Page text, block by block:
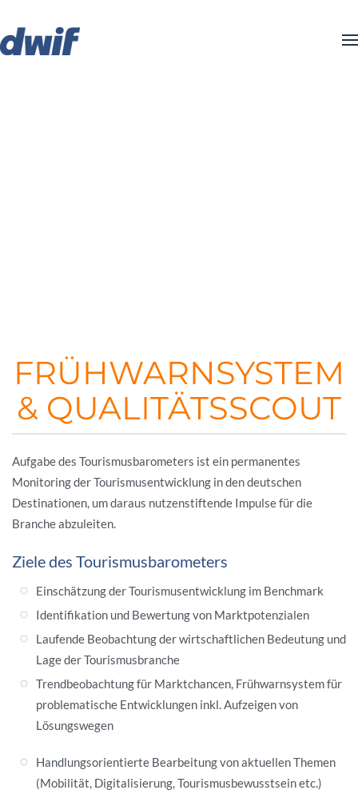
Zum Hauptinhalt springen
FRÜHWARNSYSTEM
& QUALITÄTSSCOUT
Aufgabe des Tourismusbarometers ist ein permanentes
Monitoring der Tourismusentwicklung in den deutschen
Destinationen, um daraus nutzenstiftende Impulse für die
Branche abzuleiten.
Ziele des Tourismusbarometers
Einschätzung der Tourismusentwicklung im Benchmark
Identifikation und Bewertung von Marktpotenzialen
Laufende Beobachtung der wirtschaftlichen Bedeutung und
Lage der Tourismusbranche
Trendbeobachtung für Marktchancen, Frühwarnsystem für
problematische Entwicklungen inkl. Aufzeigen von
Lösungswegen
Handlungsorientierte Bearbeitung von aktuellen Themen
(Mobilität, Digitalisierung, Tourismusbewusstsein etc.)